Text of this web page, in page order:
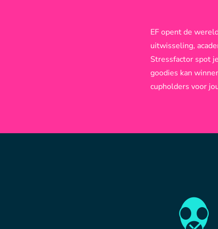
EF opent de
uitwisseling,
Stressfactor spot
goodies kan
cupholders voor